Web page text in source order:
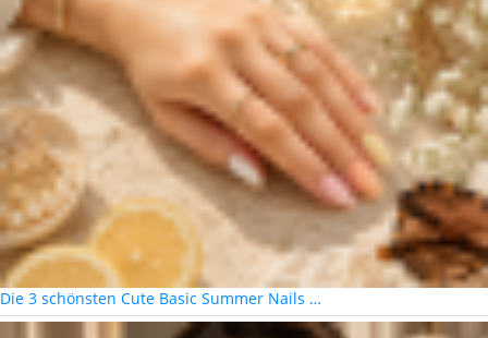
Die 3 schönsten Cute Basic Summer Nails …